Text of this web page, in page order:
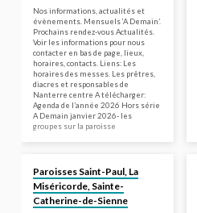
Nos informations, actualités et
évènements. Mensuels ‘A Demain’.
Prochains rendez-vous Actualités.
Voir les informations pour nous
contacter en bas de page, lieux,
horaires, contacts. Liens: Les
horaires des messes. Les prêtres,
diacres et responsables de
Nanterre centre A télécharger:
Agenda de l’année 2026 Hors série
A Demain janvier 2026- les
groupes sur la paroisse
Paroisses Saint-Paul, La
Miséricorde, Sainte-
Catherine-de-Sienne